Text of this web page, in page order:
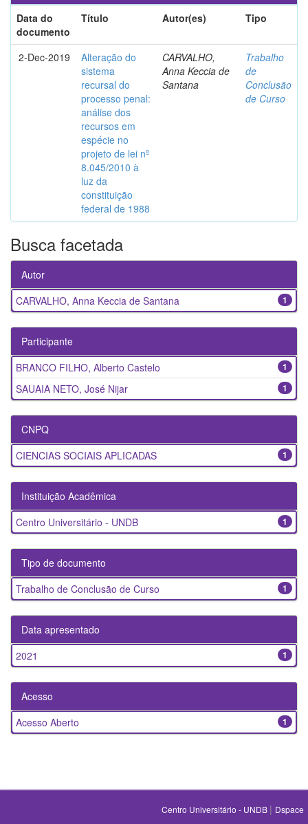
Data do
documento
Título Autor(es) Tipo
2-Dec-2019
Alteração do
sistema
recursal do
processo penal:
análise dos
recursos em
espécie no
projeto de lei nº
8.045/2010 à
luz da
constituição
federal de 1988
CARVALHO,
Anna Keccia de
Santana
Trabalho
de
Conclusão
de Curso
Busca facetada
Autor
1
CARVALHO, Anna Keccia de Santana
Participante
1
BRANCO FILHO, Alberto Castelo
1
SAUAIA NETO, José Nijar
CNPQ
1
CIENCIAS SOCIAIS APLICADAS
Instituição Acadêmica
1
Centro Universitário - UNDB
Tipo de documento
1
Trabalho de Conclusão de Curso
Data apresentado
1
2021
Acesso
1
Acesso Aberto
Centro Universitário - UNDB | Dspace